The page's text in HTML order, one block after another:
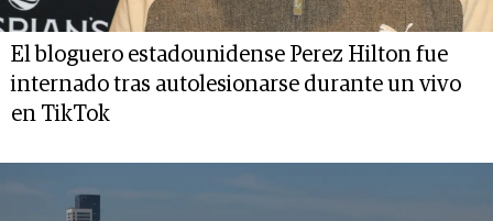
El bloguero estadounidense Perez Hilton fue
internado tras autolesionarse durante un vivo
en TikTok